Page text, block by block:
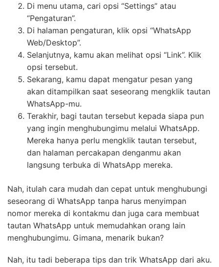
Di menu utama, cari opsi “Settings” atau
“Pengaturan”.
Di halaman pengaturan, klik opsi “WhatsApp
Web/Desktop”.
Selanjutnya, kamu akan melihat opsi “Link”. Klik
opsi tersebut.
Sekarang, kamu dapat mengatur pesan yang
akan ditampilkan saat seseorang mengklik tautan
WhatsApp-mu.
Terakhir, bagi tautan tersebut kepada siapa pun
yang ingin menghubungimu melalui WhatsApp.
Mereka hanya perlu mengklik tautan tersebut,
dan halaman percakapan denganmu akan
langsung terbuka di WhatsApp mereka.
Nah, itulah cara mudah dan cepat untuk menghubungi
seseorang di WhatsApp tanpa harus menyimpan
nomor mereka di kontakmu dan juga cara membuat
tautan WhatsApp untuk memudahkan orang lain
menghubungimu. Gimana, menarik bukan?
Nah, itu tadi beberapa tips dan trik WhatsApp dari aku.